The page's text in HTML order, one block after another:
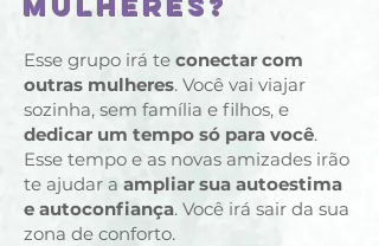
MULHERES?
Esse grupo irá te conectar com
outras mulheres. Você vai viajar
sozinha, sem família e filhos, e
dedicar um tempo só para você.
Esse tempo e as novas amizades irão
te ajudar a ampliar sua autoestima
e autoconfiança. Você irá sair da sua
zona de conforto.